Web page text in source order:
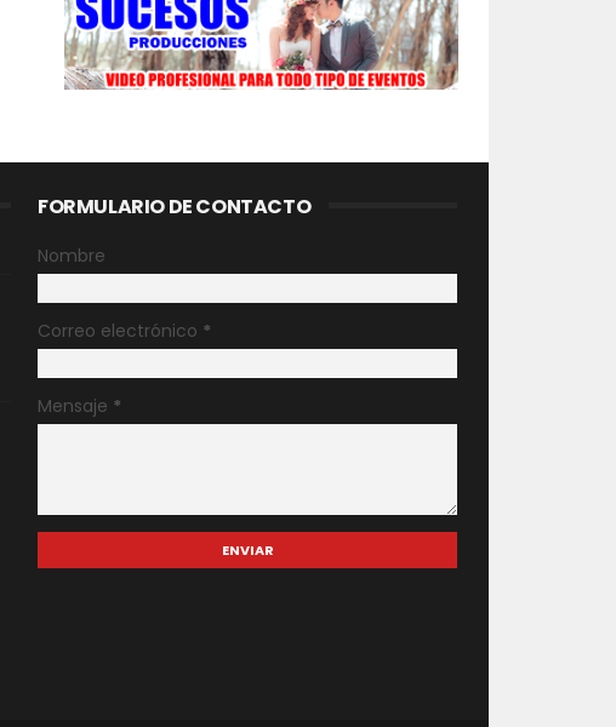
FORMULARIO DE CONTACTO
Nombre
Correo electrónico *
Mensaje *